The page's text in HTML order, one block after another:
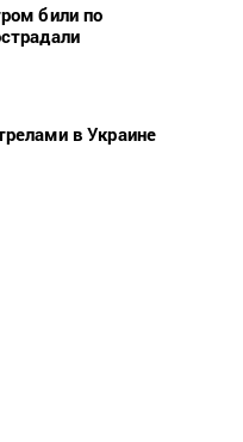
били по
в Украине